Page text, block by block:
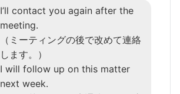
I’ll contact you again after the
meeting.
（ミーティングの後で改めて連絡
します。）
I will follow up on this matter
next week.